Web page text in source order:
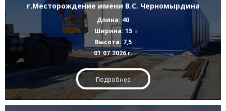
г.Месторождение имени В.С. Черномырдина
Длина: 40
Ширина: 15
Высота: 7,5
01.07.2026 г.
Подробнее